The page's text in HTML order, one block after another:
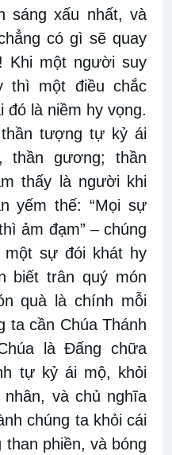
sáng xấu nhất, và
có gì sẽ quay
Khi một người suy
thì một điều chắc
đó là niềm hy vọng.
tượng tự kỷ ái
thần gương; thần
thấy là người khi
yếm thế: “Mọi sự
ảm đạm” – chúng
sự đói khát hy
biết trân quý món
quà là chính mỗi
ta cần Chúa Thánh
là Đấng chữa
tự kỷ ái mộ, khỏi
và chủ nghĩa
chúng ta khỏi cái
phiền, và bóng